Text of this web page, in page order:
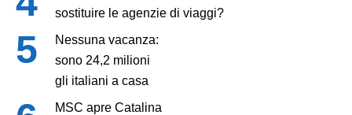
sostituire le agenzie di viaggi?
Nessuna vacanza:
sono 24,2 milioni
gli italiani a casa
MSC apre Catalina